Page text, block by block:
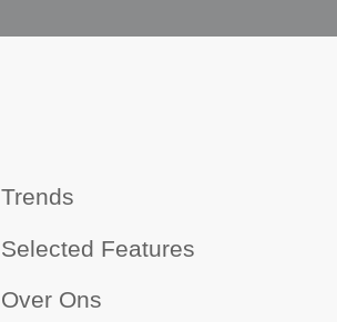
Trends
Selected Features
Over Ons